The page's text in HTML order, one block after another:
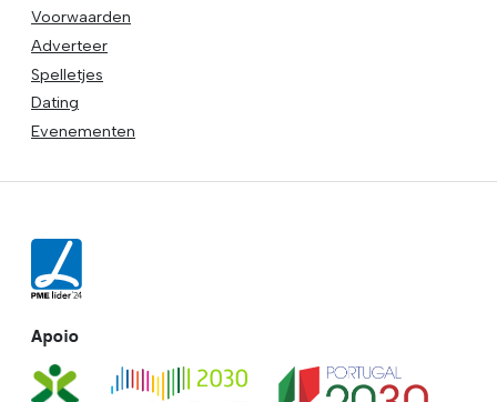
Voorwaarden
Adverteer
Spelletjes
Dating
Evenementen
Apoio